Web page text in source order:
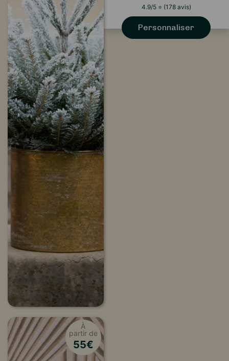
4.9/5 ⭐ (178avis)
Personnaliser
À
partir de
55€